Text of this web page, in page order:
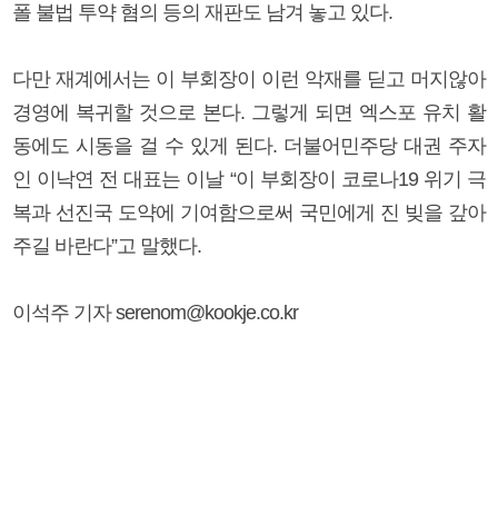
폴 불법 투약 혐의 등의 재판도 남겨 놓고 있다.
다만 재계에서는 이 부회장이 이런 악재를 딛고 머지않아
경영에 복귀할 것으로 본다. 그렇게 되면 엑스포 유치 활
동에도 시동을 걸 수 있게 된다. 더불어민주당 대권 주자
인 이낙연 전 대표는 이날 “이 부회장이 코로나19 위기 극
복과 선진국 도약에 기여함으로써 국민에게 진 빚을 갚아
주길 바란다”고 말했다.
이석주 기자 serenom@kookje.co.kr